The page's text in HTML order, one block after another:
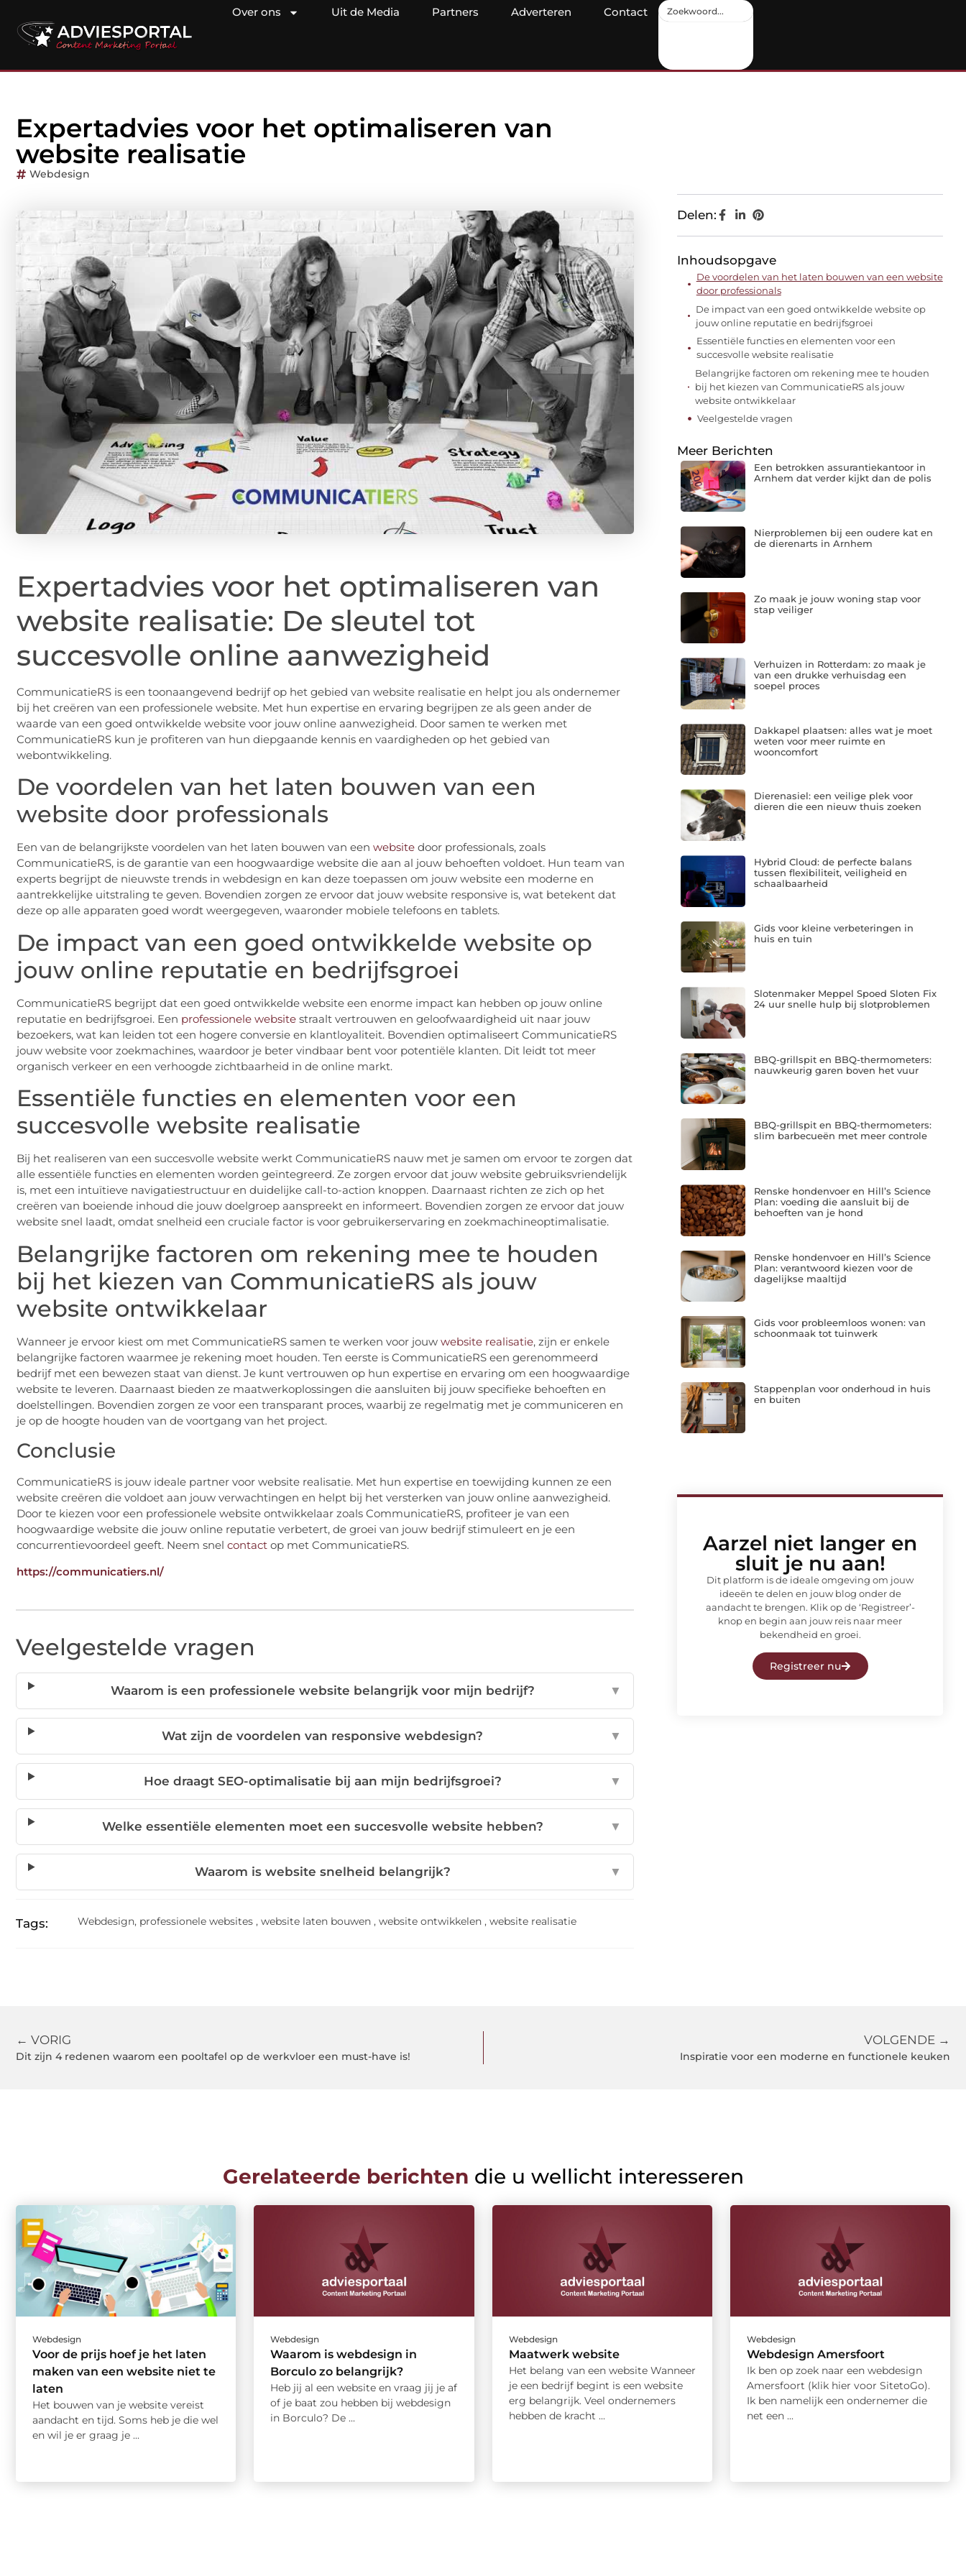
Over ons Uit de Media Partners Adverteren Contact
Expertadvies voor het optimaliseren van
website realisatie
Webdesign
Expertadvies voor het optimaliseren van
website realisatie: De sleutel tot
succesvolle online aanwezigheid
CommunicatieRS is een toonaangevend bedrijf op het gebied van website realisatie en helpt jou als ondernemer
bij het creëren van een professionele website. Met hun expertise en ervaring begrijpen ze als geen ander de
waarde van een goed ontwikkelde website voor jouw online aanwezigheid. Door samen te werken met
CommunicatieRS kun je profiteren van hun diepgaande kennis en vaardigheden op het gebied van
webontwikkeling.
De voordelen van het laten bouwen van een
website door professionals
Een van de belangrijkste voordelen van het laten bouwen van een website door professionals, zoals
CommunicatieRS, is de garantie van een hoogwaardige website die aan al jouw behoeften voldoet. Hun team van
experts begrijpt de nieuwste trends in webdesign en kan deze toepassen om jouw website een moderne en
aantrekkelijke uitstraling te geven. Bovendien zorgen ze ervoor dat jouw website responsive is, wat betekent dat
deze op alle apparaten goed wordt weergegeven, waaronder mobiele telefoons en tablets.
De impact van een goed ontwikkelde website op
jouw online reputatie en bedrijfsgroei
CommunicatieRS begrijpt dat een goed ontwikkelde website een enorme impact kan hebben op jouw online
reputatie en bedrijfsgroei. Een professionele website straalt vertrouwen en geloofwaardigheid uit naar jouw
bezoekers, wat kan leiden tot een hogere conversie en klantloyaliteit. Bovendien optimaliseert CommunicatieRS
jouw website voor zoekmachines, waardoor je beter vindbaar bent voor potentiële klanten. Dit leidt tot meer
organisch verkeer en een verhoogde zichtbaarheid in de online markt.
Essentiële functies en elementen voor een
succesvolle website realisatie
Bij het realiseren van een succesvolle website werkt CommunicatieRS nauw met je samen om ervoor te zorgen dat
alle essentiële functies en elementen worden geïntegreerd. Ze zorgen ervoor dat jouw website gebruiksvriendelijk
is, met een intuïtieve navigatiestructuur en duidelijke call-to-action knoppen. Daarnaast richten ze zich op het
creëren van boeiende inhoud die jouw doelgroep aanspreekt en informeert. Bovendien zorgen ze ervoor dat jouw
website snel laadt, omdat snelheid een cruciale factor is voor gebruikerservaring en zoekmachineoptimalisatie.
Belangrijke factoren om rekening mee te houden
bij het kiezen van CommunicatieRS als jouw
website ontwikkelaar
Wanneer je ervoor kiest om met CommunicatieRS samen te werken voor jouw website realisatie, zijn er enkele
belangrijke factoren waarmee je rekening moet houden. Ten eerste is CommunicatieRS een gerenommeerd
bedrijf met een bewezen staat van dienst. Je kunt vertrouwen op hun expertise en ervaring om een hoogwaardige
website te leveren. Daarnaast bieden ze maatwerkoplossingen die aansluiten bij jouw specifieke behoeften en
doelstellingen. Bovendien zorgen ze voor een transparant proces, waarbij ze regelmatig met je communiceren en
je op de hoogte houden van de voortgang van het project.
Conclusie
CommunicatieRS is jouw ideale partner voor website realisatie. Met hun expertise en toewijding kunnen ze een
website creëren die voldoet aan jouw verwachtingen en helpt bij het versterken van jouw online aanwezigheid.
Door te kiezen voor een professionele website ontwikkelaar zoals CommunicatieRS, profiteer je van een
hoogwaardige website die jouw online reputatie verbetert, de groei van jouw bedrijf stimuleert en je een
concurrentievoordeel geeft. Neem snel contact op met CommunicatieRS.
https://communicatiers.nl/
Veelgestelde vragen
Waarom is een professionele website belangrijk voor mijn bedrijf? ▼
Wat zijn de voordelen van responsive webdesign? ▼
Hoe draagt SEO-optimalisatie bij aan mijn bedrijfsgroei? ▼
Welke essentiële elementen moet een succesvolle website hebben? ▼
Waarom is website snelheid belangrijk? ▼
Tags: Webdesign, professionele websites , website laten bouwen , website ontwikkelen , website realisatie
Delen:
Inhoudsopgave
De voordelen van het laten bouwen van een website
door professionals
De impact van een goed ontwikkelde website op
jouw online reputatie en bedrijfsgroei
Essentiële functies en elementen voor een
succesvolle website realisatie
Belangrijke factoren om rekening mee te houden
bij het kiezen van CommunicatieRS als jouw
website ontwikkelaar
Veelgestelde vragen
Meer Berichten
Een betrokken assurantiekantoor in
Arnhem dat verder kijkt dan de polis
Nierproblemen bij een oudere kat en
de dierenarts in Arnhem
Zo maak je jouw woning stap voor
stap veiliger
Verhuizen in Rotterdam: zo maak je
van een drukke verhuisdag een
soepel proces
Dakkapel plaatsen: alles wat je moet
weten voor meer ruimte en
wooncomfort
Dierenasiel: een veilige plek voor
dieren die een nieuw thuis zoeken
Hybrid Cloud: de perfecte balans
tussen flexibiliteit, veiligheid en
schaalbaarheid
Gids voor kleine verbeteringen in
huis en tuin
Slotenmaker Meppel Spoed Sloten Fix
24 uur snelle hulp bij slotproblemen
BBQ-grillspit en BBQ-thermometers:
nauwkeurig garen boven het vuur
BBQ-grillspit en BBQ-thermometers:
slim barbecueën met meer controle
Renske hondenvoer en Hill’s Science
Plan: voeding die aansluit bij de
behoeften van je hond
Renske hondenvoer en Hill’s Science
Plan: verantwoord kiezen voor de
dagelijkse maaltijd
Gids voor probleemloos wonen: van
schoonmaak tot tuinwerk
Stappenplan voor onderhoud in huis
en buiten
Aarzel niet langer en
sluit je nu aan!
Dit platform is de ideale omgeving om jouw
ideeën te delen en jouw blog onder de
aandacht te brengen. Klik op de ‘Registreer’-
knop en begin aan jouw reis naar meer
bekendheid en groei.
Registreer nu
← VORIG
Dit zijn 4 redenen waarom een pooltafel op de werkvloer een must-have is!
VOLGENDE →
Inspiratie voor een moderne en functionele keuken
Gerelateerde berichten die u wellicht interesseren
Webdesign
Voor de prijs hoef je het laten
maken van een website niet te
laten
Het bouwen van je website vereist
aandacht en tijd. Soms heb je die wel
en wil je er graag je ...
Webdesign
Waarom is webdesign in
Borculo zo belangrijk?
Heb jij al een website en vraag jij je af
of je baat zou hebben bij webdesign
in Borculo? De ...
Webdesign
Maatwerk website
Het belang van een website Wanneer
je een bedrijf begint is een website
erg belangrijk. Veel ondernemers
hebben de kracht ...
Webdesign
Webdesign Amersfoort
Ik ben op zoek naar een webdesign
Amersfoort (klik hier voor SitetoGo).
Ik ben namelijk een ondernemer die
net een ...